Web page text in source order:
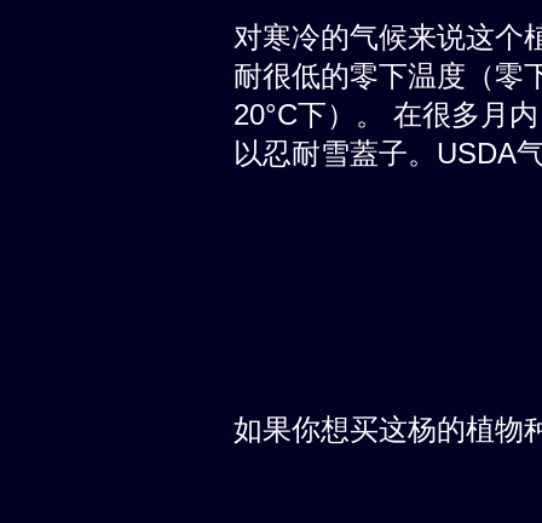
对寒冷的气候来说这个
耐很低的零下温度（零
20°C下）。 在很多月
以忍耐雪蓋子。USDA
如果你想买这杨的植物